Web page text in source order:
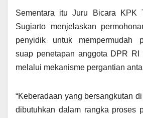
Sementara itu Juru Bicara KPK
Sugiarto menjelaskan
penyidik untuk mempermudah
suap penetapan anggota DPR RI
melalui mekanisme pergantian
“Keberadaan yang bersangkutan
dibutuhkan dalam rangka proses